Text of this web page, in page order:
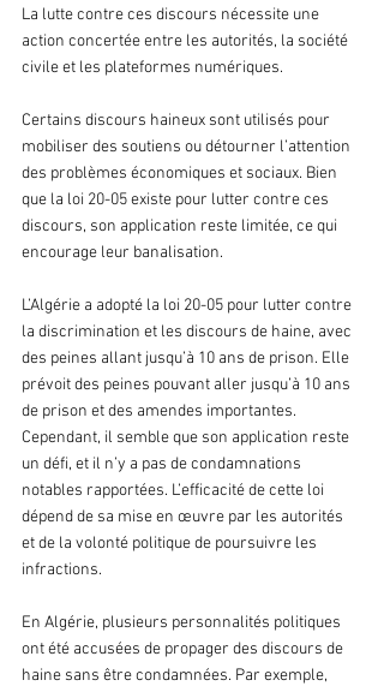
La lutte contre ces discours nécessite une
action concertée entre les autorités, la société
civile et les plateformes numériques.
Certains discours haineux sont utilisés pour
mobiliser des soutiens ou détourner l’attention
des problèmes économiques et sociaux. Bien
que la loi 20-05 existe pour lutter contre ces
discours, son application reste limitée, ce qui
encourage leur banalisation.
L’Algérie a adopté la loi 20-05 pour lutter contre
la discrimination et les discours de haine, avec
des peines allant jusqu’à 10 ans de prison. Elle
prévoit des peines pouvant aller jusqu’à 10 ans
de prison et des amendes importantes.
Cependant, il semble que son application reste
un défi, et il n’y a pas de condamnations
notables rapportées. L’efficacité de cette loi
dépend de sa mise en œuvre par les autorités
et de la volonté politique de poursuivre les
infractions.
En Algérie, plusieurs personnalités politiques
ont été accusées de propager des discours de
haine sans être condamnées. Par exemple,